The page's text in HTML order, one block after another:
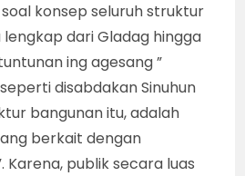
konsep seluruh struktur
dari Gladag hingga
ing agesang ”
disabdakan Sinuhun
bangunan itu, adalah
berkait dengan
Karena, publik secara luas